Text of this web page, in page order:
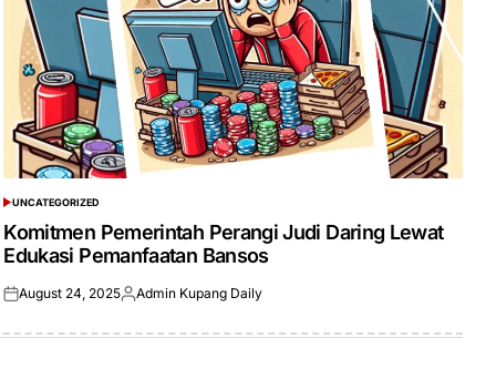
POSTED
IN
UNCATEGORIZED
Komitmen Pemerintah Perangi Judi Daring Lewat
Edukasi Pemanfaatan Bansos
Posted
August 24, 2025Posted
Admin Kupang Daily